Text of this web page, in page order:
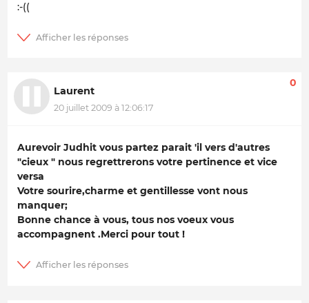
:-((
Laurent
20 juillet 2009 à 12:06:17
0
Aurevoir Judhit vous partez parait 'il vers d'autres
"cieux " nous regrettrerons votre pertinence et vice
versa
Votre sourire,charme et gentillesse vont nous
manquer;
Bonne chance à vous, tous nos voeux vous
accompagnent .Merci pour tout !